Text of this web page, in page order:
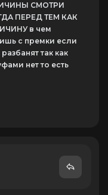
СМОТРИ
ПЕРЕД ТЕМ КАК
в чем
с премки если
так как
нет то есть